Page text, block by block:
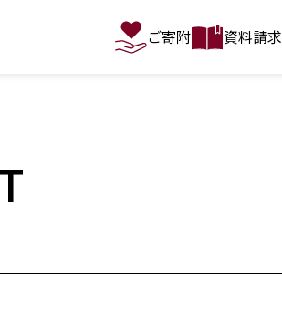
ご寄附 資料請求